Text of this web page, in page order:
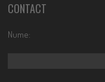
CONTACT
Nume: